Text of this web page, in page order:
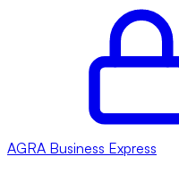
AGRA Business Express